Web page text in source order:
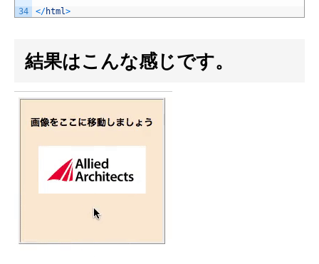
34 </html>
結果はこんな感じです。